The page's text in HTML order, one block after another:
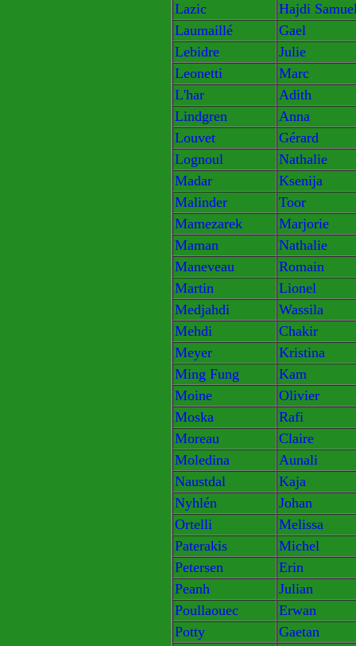
Lazic
Hajdi
Laumaillé
Gael
Lebidre
Julie
Leonetti
Marc
L'har
Adith
Lindgren
Anna
Louvet
Gérard
Lognoul
Nathalie
Madar
Ksenija
Malinder
Toor
Mamezarek
Marjorie
Maman
Nathalie
Maneveau
Romain
Martin
Lionel
Medjahdi
Wassila
Mehdi
Chakir
Meyer
Kristina
Ming Fung
Kam
Moine
Olivier
Moska
Rafi
Moreau
Claire
Moledina
Aunali
Naustdal
Kaja
Nyhlén
Johan
Ortelli
Melissa
Paterakis
Michel
Petersen
Erin
Peanh
Julian
Poullaouec
Erwan
Potty
Gaetan